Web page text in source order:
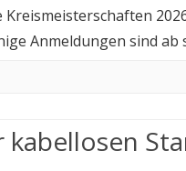
Anmeldungen sind
kabellosen